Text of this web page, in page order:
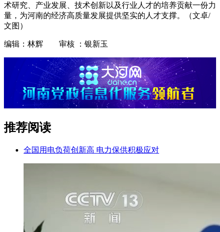
术研究、产业发展、技术创新以及行业人才的培养贡献一份力
量，为河南的经济高质量发展提供坚实的人才支撑。（文卓/
文图）
编辑：林辉 审核 ：银新玉
推荐阅读
全国用电负荷创新高 电力保供积极应对